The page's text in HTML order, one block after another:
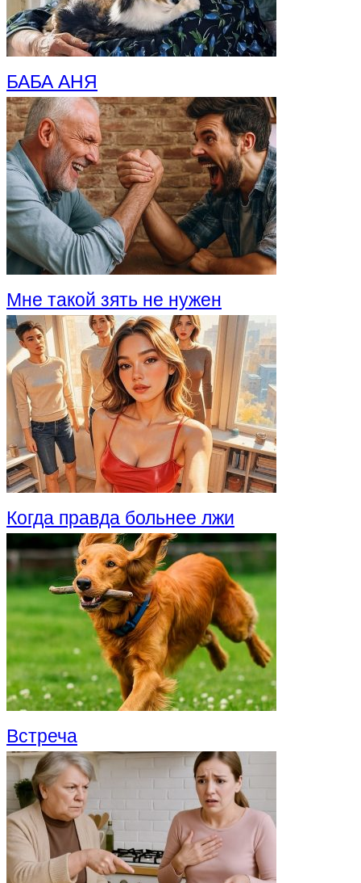
БАБА АНЯ
Мне такой зять не нужен
Когда правда больнее лжи
Встреча